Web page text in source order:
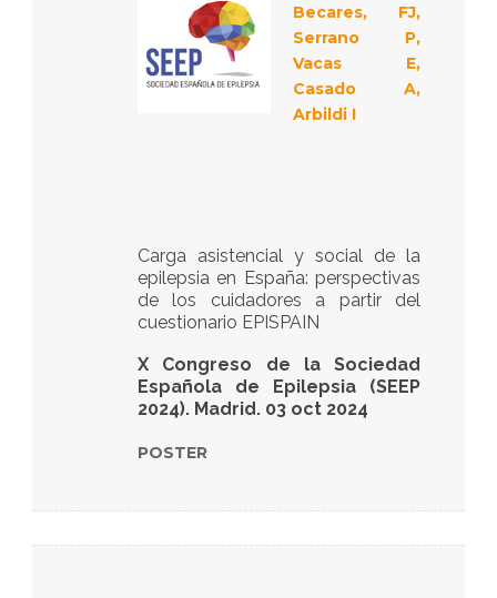
Becares, FJ,
Serrano P,
Vacas E,
Casado A,
Arbildi I
Carga asistencial y social de la
epilepsia en España: perspectivas
de los cuidadores a partir del
cuestionario EPISPAIN
X Congreso de la Sociedad
Española de Epilepsia (SEEP
2024). Madrid. 03 oct 2024
POSTER